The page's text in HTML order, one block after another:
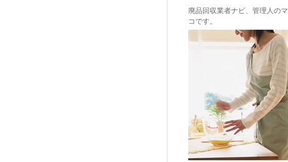
廃品回収業者ナビ、管理人のマ
コです。